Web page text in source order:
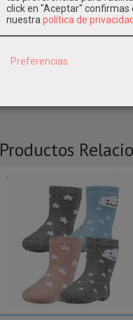
DESCRIPCIÓN
MOD: 19023
Productos
click en "Aceptar" confirmas
nuestra política de privacidad
Preferencias